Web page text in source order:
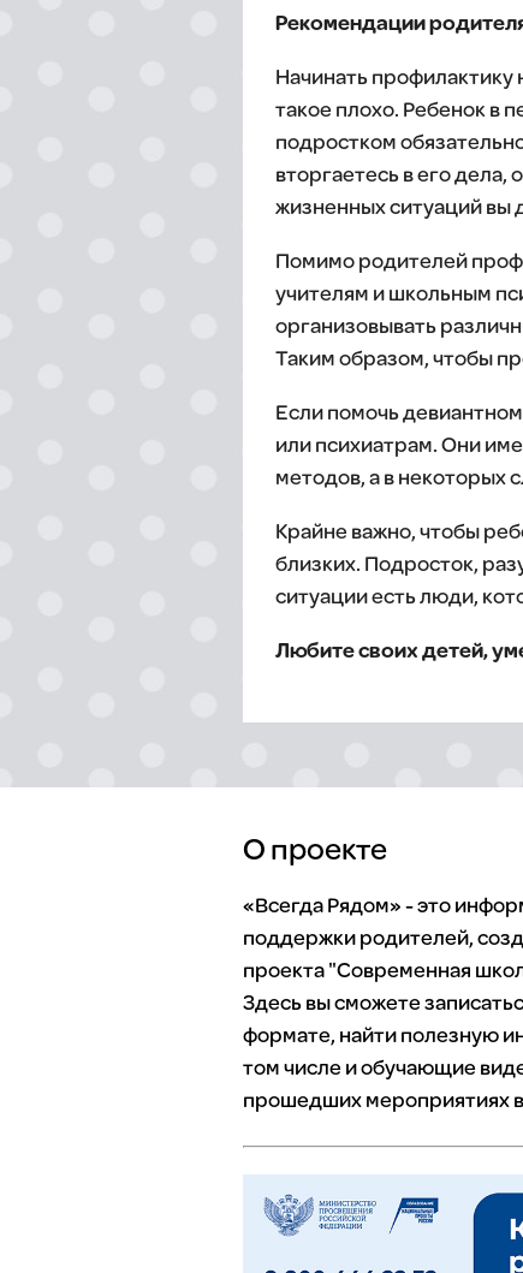
Рекомендации
Начинать профилактику
такое плохо. Ребенок в
подростком
вторгаетесь в его
жизненных ситуаций вы
Помимо родителей
учителям и школьным
организовывать
Таким образом, чтобы
Если помочь
или психиатрам. Они
методов, а в некоторых
Крайне важно, чтобы
близких. Подросток,
ситуации есть люди,
Любите своих детей,
О проекте
«Всегда Рядом» - это
поддержки родителей,
проекта "Современная
Здесь вы сможете
формате, найти полезную
том числе и обучающие
прошедших мероприятиях